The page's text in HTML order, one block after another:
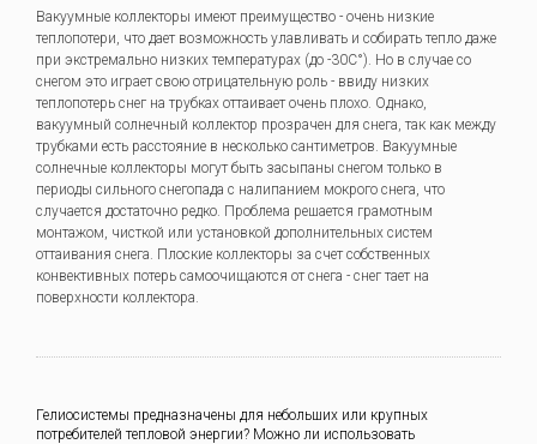
Вакуумные коллекторы имеют преимущество - очень низкие
теплопотери, что дает возможность улавливать и собирать тепло даже
при экстремально низких температурах (до -30С°). Но в случае со
снегом это играет свою отрицательную роль - ввиду низких
теплопотерь снег на трубках оттаивает очень плохо. Однако,
вакуумный солнечный коллектор прозрачен для снега, так как между
трубками есть расстояние в несколько сантиметров. Вакуумные
солнечные коллекторы могут быть засыпаны снегом только в
периоды сильного снегопада с налипанием мокрого снега, что
случается достаточно редко. Проблема решается грамотным
монтажом, чисткой или установкой дополнительных систем
оттаивания снега. Плоские коллекторы за счет собственных
конвективных потерь самоочищаются от снега - снег тает на
поверхности коллектора.
Гелиосистемы предназначены для небольших или крупных
потребителей тепловой энергии? Можно ли использовать